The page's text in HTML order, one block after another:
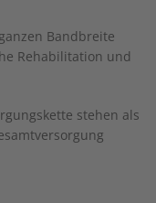
Bandbreite
Rehabilitation und
stehen als